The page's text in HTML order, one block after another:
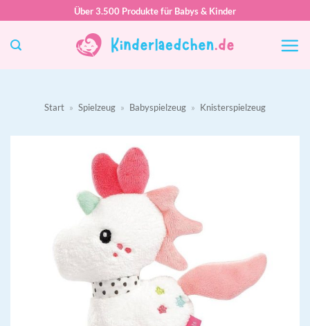
springen
Über 3.500 Produkte für Babys & Kinder
Start » Spielzeug » Babyspielzeug » Knisterspielzeug